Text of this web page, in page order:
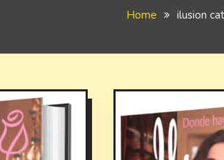
Home ilusion